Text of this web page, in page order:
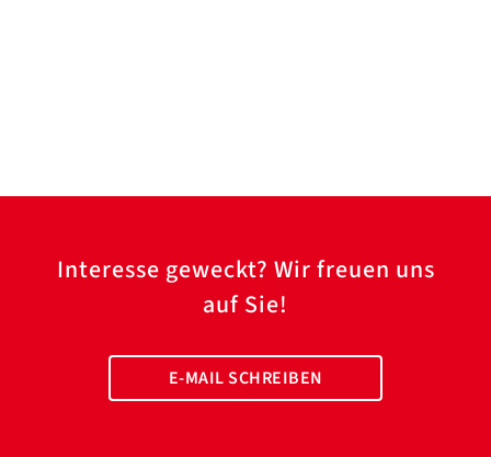
Interesse geweckt? Wir freuen uns
auf Sie!
E-MAIL SCHREIBEN